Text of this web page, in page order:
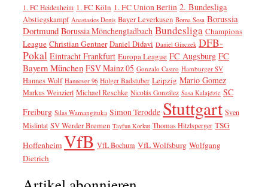
1. FC Heidenheim 1. FC Köln 1. FC Union Berlin 2. Bundesliga
Abstiegskampf Anastasios Donis Bayer Leverkusen Borna Sosa Borussia
Dortmund Borussia Mönchengladbach Bundesliga Champions
League Christian Gentner Daniel Didavi Daniel Ginczek DFB-
Pokal Eintracht Frankfurt Europa League FC Augsburg FC
Bayern München FSV Mainz 05 Gonzalo Castro Hamburger SV
Hannes Wolf Hannover 96 Holger Badstuber Leipzig Mario Gomez
Markus Weinzierl Michael Reschke Nicolás González Sasa Kalajdzic SC
Freiburg Silas Wamangituka Simon Terodde Stuttgart Sven
Mislintat SV Werder Bremen Tayfun Korkut Thomas Hitzlsperger TSG
Hoffenheim VfB VfL Bochum VfL Wolfsburg Wolfgang
Dietrich